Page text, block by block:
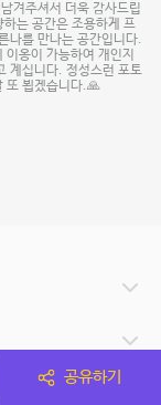
겨주셔서 더욱 감사드립
는 공간은 조용하게 프
나를 만나는 공간입니다.
옹이 가능하여 개인지
계십니다. 정성스런 포토
또 뵙겠습니다.🙏
공유하기